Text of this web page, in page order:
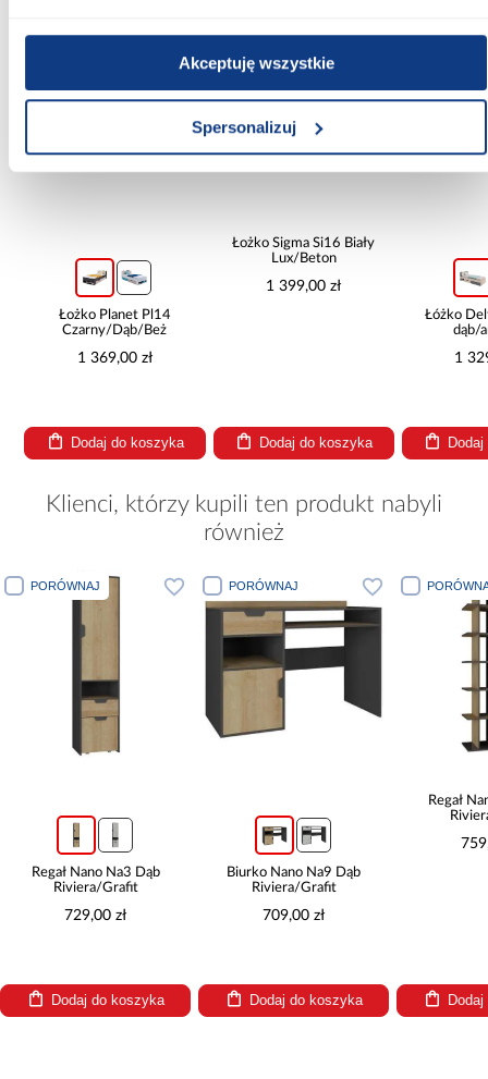
Akceptuję wszystkie
Spersonalizuj
PORÓWNAJ
Łożko Planet Pl14
Czarny/Dąb/Beż
1 369,00 zł
Dodaj do koszyka
PORÓWNAJ
Łożko Sigma Si16 Biały
Lux/Beton
1 399,00 zł
Dodaj do koszyka
Łóżko
dąb/
1
Klienci, którzy kupili ten produkt nabyli
również
PORÓWNAJ
Regał Nano Na3 Dąb
Riviera/Grafit
729,00 zł
Dodaj do koszyka
PORÓWNAJ
Biurko Nano Na9 Dąb
Riviera/Grafit
709,00 zł
Dodaj do koszyka
Regał